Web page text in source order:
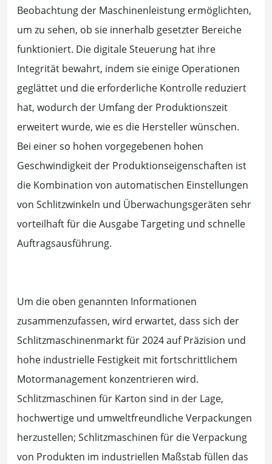
Beobachtung der Maschinenleistung ermöglichten,
um zu sehen, ob sie innerhalb gesetzter Bereiche
funktioniert. Die digitale Steuerung hat ihre
Integrität bewahrt, indem sie einige Operationen
geglättet und die erforderliche Kontrolle reduziert
hat, wodurch der Umfang der Produktionszeit
erweitert wurde, wie es die Hersteller wünschen.
Bei einer so hohen vorgegebenen hohen
Geschwindigkeit der Produktionseigenschaften ist
die Kombination von automatischen Einstellungen
von Schlitzwinkeln und Überwachungsgeräten sehr
vorteilhaft für die Ausgabe Targeting und schnelle
Auftragsausführung.
Um die oben genannten Informationen
zusammenzufassen, wird erwartet, dass sich der
Schlitzmaschinenmarkt für 2024 auf Präzision und
hohe industrielle Festigkeit mit fortschrittlichem
Motormanagement konzentrieren wird.
Schlitzmaschinen für Karton sind in der Lage,
hochwertige und umweltfreundliche Verpackungen
herzustellen; Schlitzmaschinen für die Verpackung
von Produkten im industriellen Maßstab füllen das